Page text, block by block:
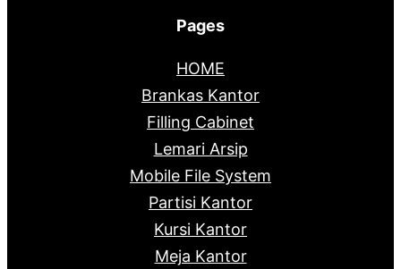
Pages
HOME
Brankas Kantor
Filling Cabinet
Lemari Arsip
Mobile File System
Partisi Kantor
Kursi Kantor
Meja Kantor